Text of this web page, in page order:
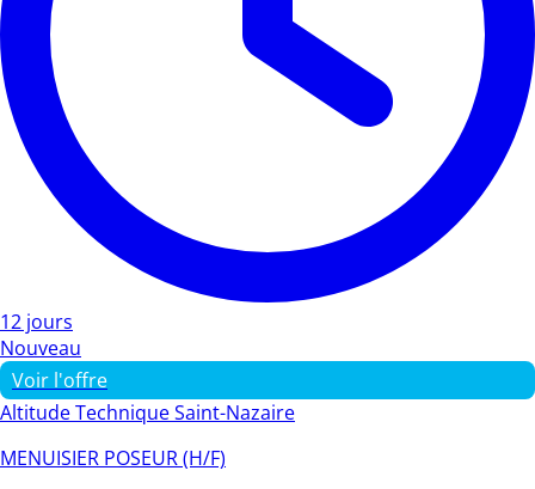
12 jours
Nouveau
Voir l'offre
Altitude Technique Saint-Nazaire
MENUISIER POSEUR (H/F)